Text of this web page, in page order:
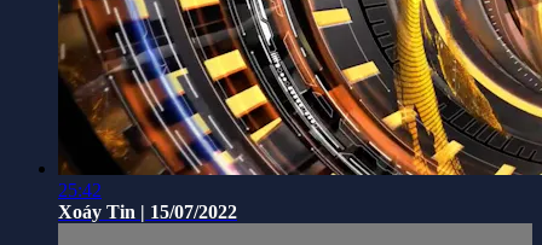
25:42
Xoáy Tin | 15/07/2022